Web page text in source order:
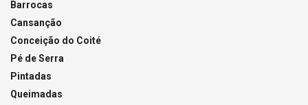
Barrocas
Cansanção
Conceição do Coité
Pé de Serra
Pintadas
Queimadas